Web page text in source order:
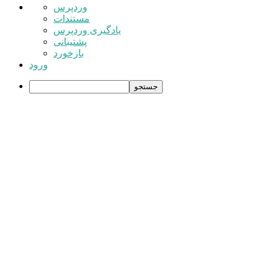
درباره
وردپرس
وردپرس
مستندات
یادگیری وردپرس
پشتیبانی
بازخورد
ورود
جستجو